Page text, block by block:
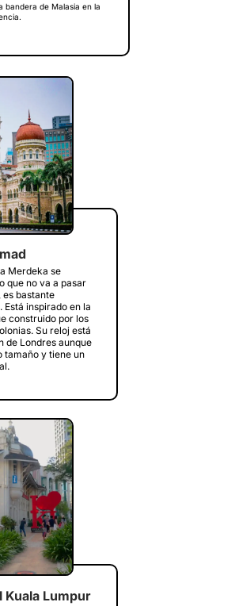
bandera de Malasia en la
Merdeka se
que no va a pasar
es bastante
inspirado en la
construido por los
Su reloj está
de Londres aunque
tamaño y tiene un
Kuala Lumpur